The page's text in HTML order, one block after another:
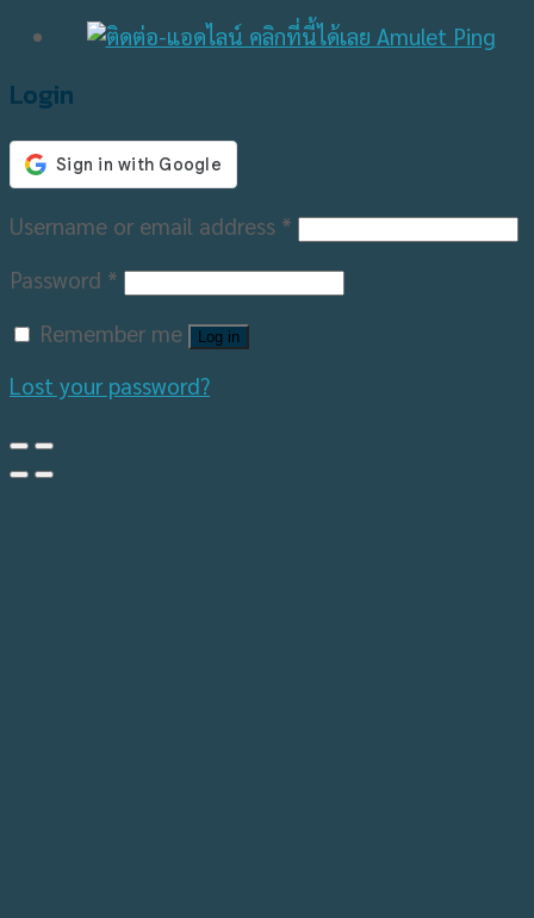
Login
Username or email address *
Password *
Remember me
Log in
Lost your password?